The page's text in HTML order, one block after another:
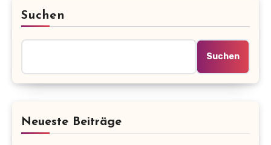
Suchen
Suchen
Neueste Beiträge